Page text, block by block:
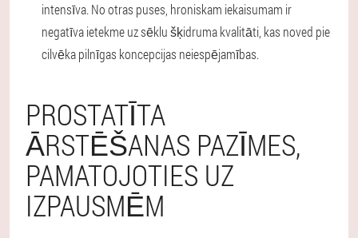
intensīva. No otras puses, hroniskam iekaisumam ir
negatīva ietekme uz sēklu šķidruma kvalitāti, kas noved pie
cilvēka pilnīgas koncepcijas neiespējamības.
PROSTATĪTA
ĀRSTĒŠANAS PAZĪMES,
PAMATOJOTIES UZ
IZPAUSMĒM